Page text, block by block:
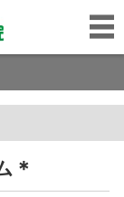
＊